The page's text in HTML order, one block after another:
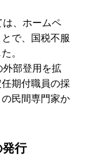
は、ホームペ
で、国税不服
。
外部登用を拡
期付職員の採
民間専門家か
発行